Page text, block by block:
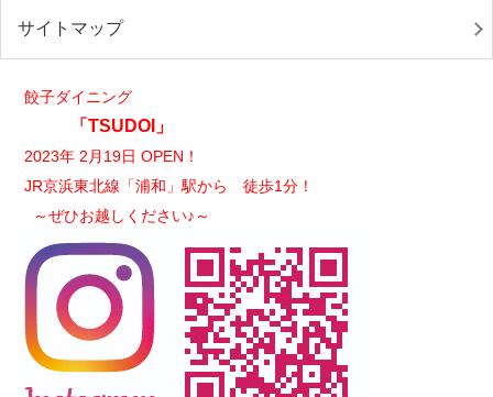
サイトマップ
餃子ダイニング
「TSUDOI」
2023年 2月19日 OPEN！
JR京浜東北線「浦和」駅から 徒歩1分！
～ぜひお越しください♪～